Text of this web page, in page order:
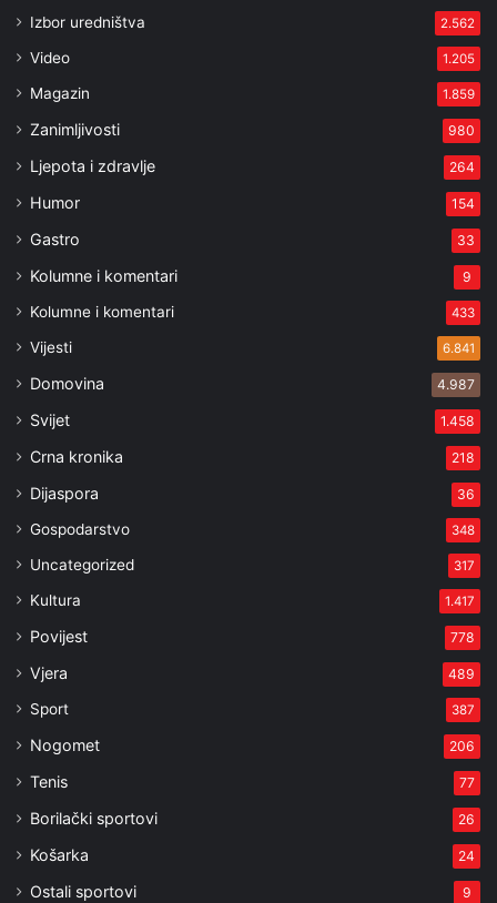
Izbor uredništva 2.562
Video 1.205
Magazin 1.859
Zanimljivosti 980
Ljepota i zdravlje 264
Humor 154
Gastro 33
Kolumne i komentari 9
Kolumne i komentari 433
Vijesti 6.841
Domovina 4.987
Svijet 1.458
Crna kronika 218
Dijaspora 36
Gospodarstvo 348
Uncategorized 317
Kultura 1.417
Povijest 778
Vjera 489
Sport 387
Nogomet 206
Tenis 77
Borilački sportovi 26
Košarka 24
Ostali sportovi 9